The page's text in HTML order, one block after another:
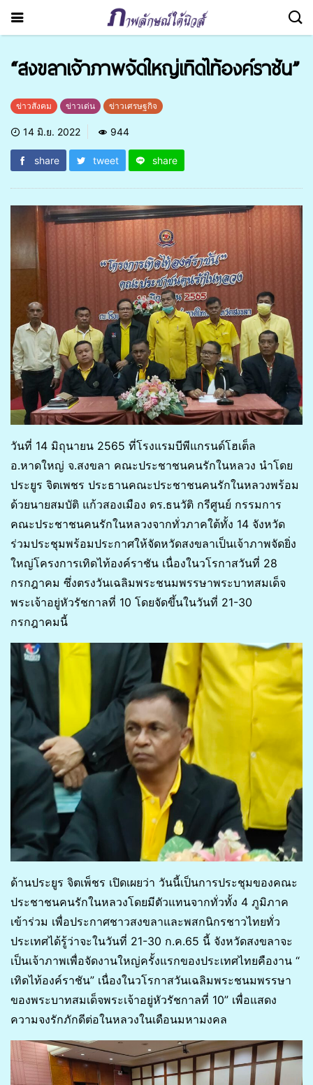
“สงขลาเจ้าภาพจัดใหญ่เทิดไท้องค์ราชัน”
ข่าวสังคม ข่าวเด่น ข่าวเศรษฐกิจ
14 มิ.ย. 2022 944
share tweet share
วันที่ 14 มิถุนายน 2565 ที่โรงแรมบีพีแกรนด์โฮเต็ล
อ.หาดใหญ่ จ.สงขลา คณะประชาชนคนรักในหลวง นำโดย
ประยูร จิตเพชร ประธานคณะประชาชนคนรักในหลวงพร้อม
ด้วยนายสมบัติ แก้วสองเมือง ดร.ธนวัติ กรีศูนย์ กรรมการ
คณะประชาชนคนรักในหลวงจากทั่วภาคใต้ทั้ง 14 จังหวัด
ร่วมประชุมพร้อมประกาศให้จัดหวัดสงขลาเป็นเจ้าภาพจัดยิ่ง
ใหญ่โครงการเทิดไท้องค์ราชัน เนื่องในวโรกาสวันที่ 28
กรกฎาคม ซึ่งตรงวันเฉลิมพระชนมพรรษาพระบาทสมเด็จ
พระเจ้าอยู่หัวรัชกาลที่ 10 โดยจัดขึ้นในวันที่ 21-30
กรกฎาคมนี้
ด้านประยูร จิตเพ็ชร เปิดเผยว่า วันนี้เป็นการประชุมของคณะ
ประชาชนคนรักในหลวงโดยมีตัวแทนจากทั่วทั้ง 4 ภูมิภาค
เข้าร่วม เพื่อประกาศชาวสงขลาและพสกนิกรชาวไทยทั่ว
ประเทศได้รู้ว่าจะในวันที่ 21-30 ก.ค.65 นี้ จังหวัดสงขลาจะ
เป็นเจ้าภาพเพื่อจัดงานใหญ่ครั้งแรกของประเทศไทยคืองาน “
เทิดไท้องค์ราชัน” เนื่องในวโรกาสวันเฉลิมพระชนมพรรษา
ของพระบาทสมเด็จพระเจ้าอยู่หัวรัชกาลที่ 10” เพื่อแสดง
ความจงรักภักดีต่อในหลวงในเดือนมหามงคล